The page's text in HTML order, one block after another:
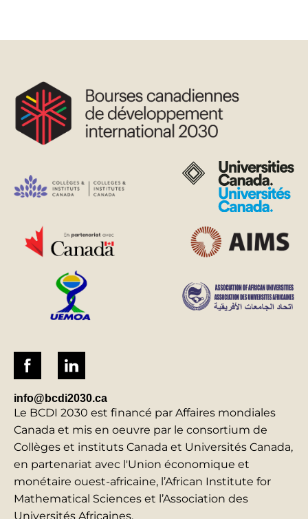
info@bcdi2030.ca
Le BCDI 2030 est financé par Affaires mondiales
Canada et mis en oeuvre par le consortium de
Collèges et instituts Canada et Universités Canada,
en partenariat avec l'Union économique et
monétaire ouest-africaine, l’African Institute for
Mathematical Sciences et l’Association des
Universités Africaines.